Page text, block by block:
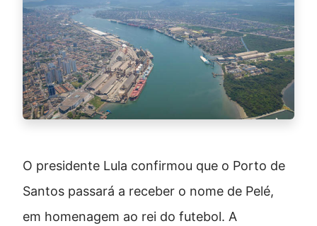
O presidente Lula confirmou que o Porto de
Santos passará a receber o nome de Pelé,
em homenagem ao rei do futebol. A